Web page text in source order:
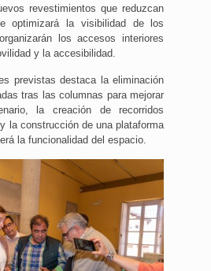
revestimientos que reduzcan
optimizará la visibilidad de los
los accesos interiores
y la accesibilidad.
previstas destaca la eliminación
tras las columnas para mejorar
la creación de recorridos
la construcción de una plataforma
la funcionalidad del espacio.